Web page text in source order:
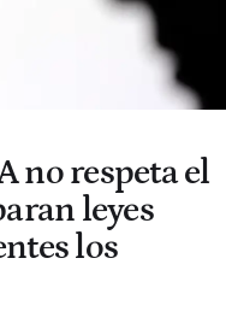
no respeta el
leyes
los